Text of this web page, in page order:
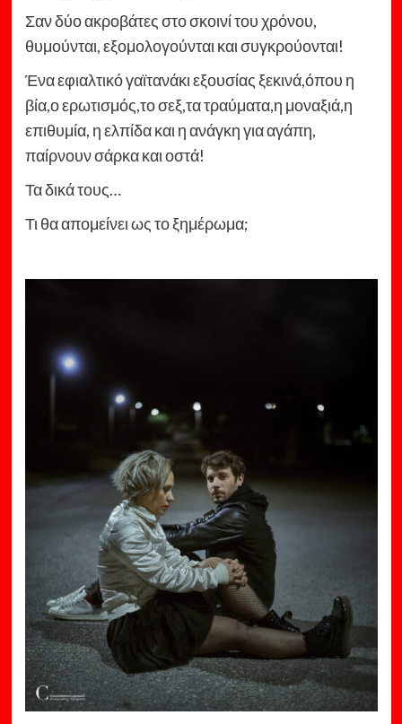
Σαν δύο ακροβάτες στο σκοινί του χρόνου,
θυμούνται, εξομολογούνται και συγκρούονται!
Ένα εφιαλτικό γαϊτανάκι εξουσίας ξεκινά,όπου η
βία,ο ερωτισμός,το σεξ,τα τραύματα,η μοναξιά,η
επιθυμία, η ελπίδα και η ανάγκη για αγάπη,
παίρνουν σάρκα και οστά!
Τα δικά τους…
Τι θα απομείνει ως το ξημέρωμα;